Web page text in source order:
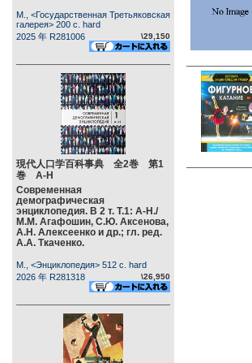
М., <Государственная Третьяковская
галерея> 200 c. hard
2025 年 R281006
\29,150
現代人口学百科事典 全2巻 第1
巻 А-Н
Современная
демографическая
энциклопедия. В 2 т. Т.1: А-Н./
М.М. Агафошин, С.Ю. Аксенова,
А.Н. Алексеенко и др.; гл. ред.
А.А. Ткаченко.
М., <Энциклопедия> 512 c. hard
2026 年 R281318
\26,950